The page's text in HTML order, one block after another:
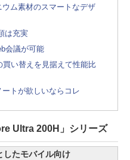
ム素材のスマートなデザ
は充実
会議が可能
い替えを見据えて性能比
トが欲しいならコレ
Ultra 200H」シリーズ
したモバイル向け